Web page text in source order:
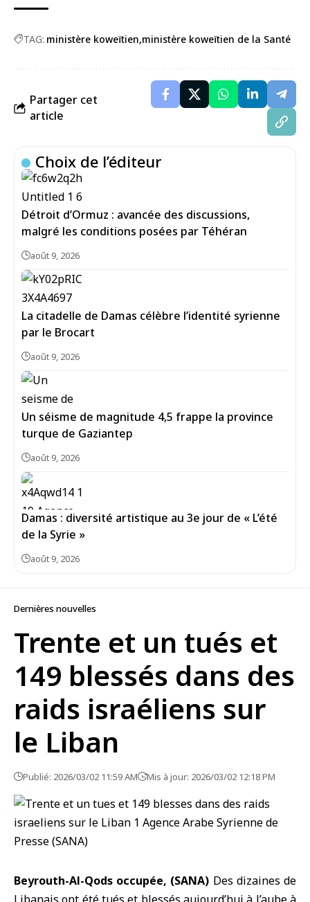
TAG: ministère koweïtien ministère koweïtien de la Santé
Partager cet
article
Choix de l’éditeur
Détroit d’Ormuz : avancée des discussions,
malgré les conditions posées par Téhéran
août 9, 2026
La citadelle de Damas célèbre l’identité syrienne
par le Brocart
août 9, 2026
Un séisme de magnitude 4,5 frappe la province
turque de Gaziantep
août 9, 2026
Damas : diversité artistique au 3e jour de « L’été
de la Syrie »
août 9, 2026
Dernières nouvelles
Trente et un tués et
149 blessés dans des
raids israéliens sur
le Liban
Publié: 2026/03/02 11:59 AM Mis à jour: 2026/03/02 12:18 PM
Beyrouth-Al-Qods occupée, (SANA) Des dizaines de